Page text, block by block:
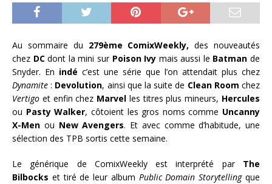
Au sommaire du 279ème ComixWeekly, des nouveautés
chez DCdont la mini sur Poison Ivy mais aussi le Batman de
Snyder. En indé c’est une série que l’on attendait plus chez
Dynamite : Devolution, ainsi que la suite de Clean Room chez
Vertigo et enfin chez Marvel les titres plus mineurs, Hercules
ou Pasty Walker, côtoient les gros noms comme Uncanny
X-Men ou New Avengers. Et avec comme d’habitude, une
sélection des TPB sortis cette semaine.
Le générique de ComixWeekly est interprété par The
Bilbocks et tiré de leur album Public Domain Storytellingque